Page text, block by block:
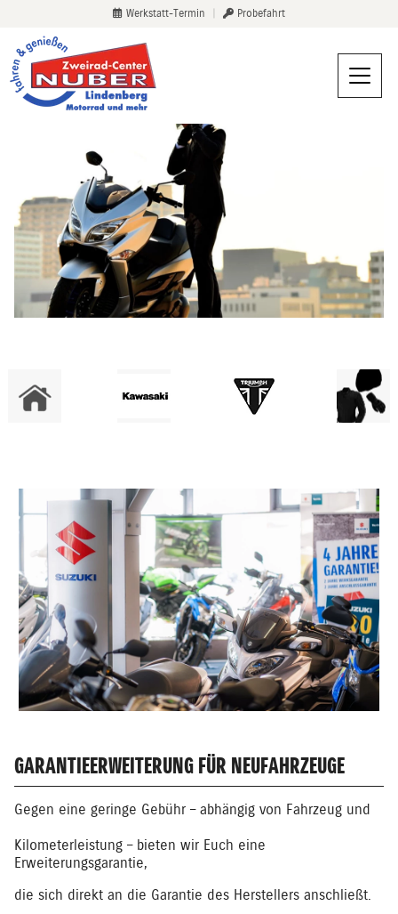
Werkstatt-Termin Probefahrt
GARANTIEERWEITERUNG FÜR NEUFAHRZEUGE
Gegen eine geringe Gebühr – abhängig von Fahrzeug und
Kilometerleistung – bieten wir Euch eine
Erweiterungsgarantie,
die sich direkt an die Garantie des Herstellers anschließt.